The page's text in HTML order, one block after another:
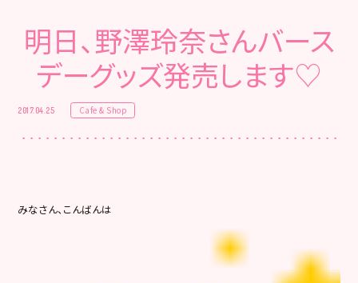
明日、野澤玲奈さんバース
デーグッズ発売します♡
2017.04.25 Cafe & Shop
みなさん、こんばんは